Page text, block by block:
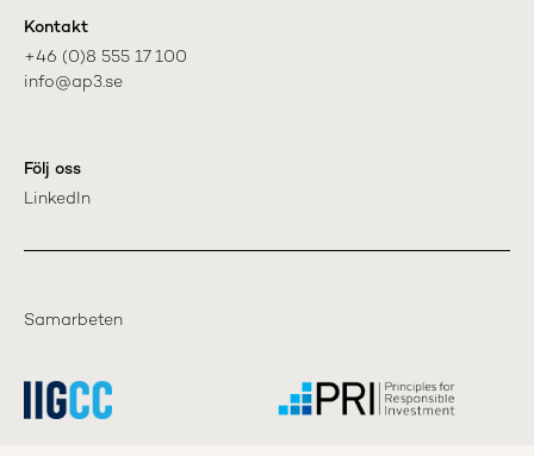
Kontakt
+46 (0)8 555 17 100
info@ap3.se
Följ oss
LinkedIn
Samarbeten